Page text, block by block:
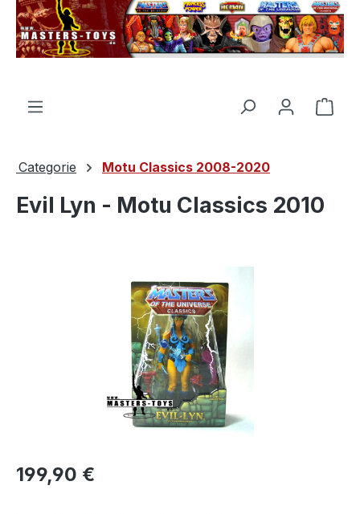
principale
Il
Categorie Motu Classics 2008-2020
Evil Lyn - Motu Classics 2010
199,90 €